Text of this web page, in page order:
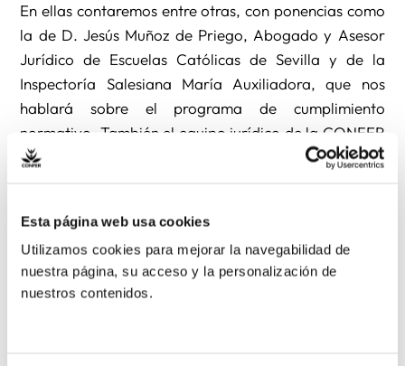
Esta página web usa cookies
Utilizamos cookies para mejorar la navegabilidad de
nuestra página, su acceso y la personalización de
nuestros contenidos.
En ellas contaremos entre otras, con ponencias como
la de D. Jesús Muñoz de Priego, Abogado y Asesor
Jurídico de Escuelas Católicas de Sevilla y de la
Inspectoría Salesiana María Auxiliadora, que nos
hablará sobre el programa de cumplimiento
normativo. También el equipo jurídico de la CONFER
abordará en una mesa redonda temas como los
RETA.
El objetivo de la Jornada es continuar ofreciendo a